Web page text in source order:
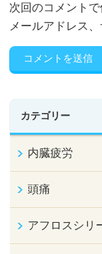
次回のコメント
メールアドレス
カテゴリー
内臓疲労
頭痛
アフロスシリ